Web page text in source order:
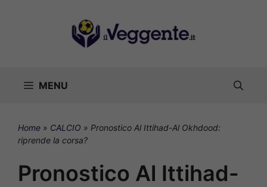
MENU
Home » CALCIO » Pronostico Al Ittihad-Al Okhdood:
riprende la corsa?
Pronostico Al Ittihad-